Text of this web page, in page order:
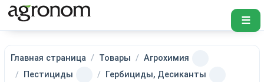
☰
Главная страница Товары
Агрохимия
Пестициды
Гербициды, Десиканты